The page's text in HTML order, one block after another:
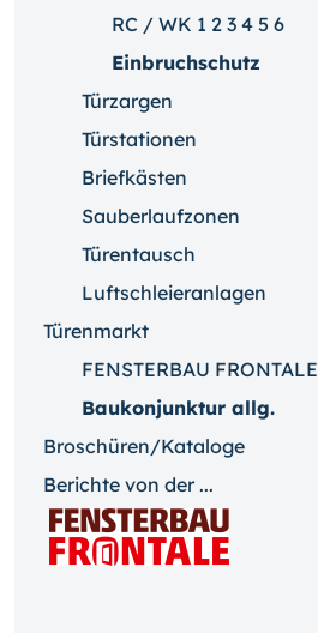
RC / WK 1 2 3 4 5 6
Einbruchschutz
Türzargen
Türstationen
Briefkästen
Sauberlaufzonen
Türentausch
Luftschleieranlagen
Türenmarkt
FENSTERBAU FRONTALE
Baukonjunktur allg.
Broschüren/Kataloge
Berichte von der ...